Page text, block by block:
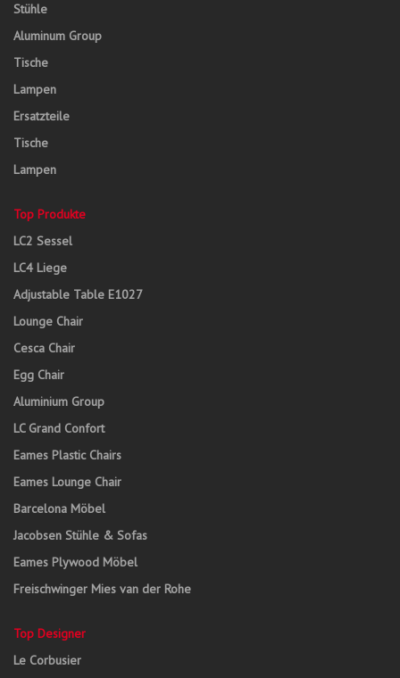
Stühle
Aluminum Group
Tische
Lampen
Ersatzteile
Tische
Lampen
Top Produkte
LC2 Sessel
LC4 Liege
Adjustable Table E1027
Lounge Chair
Cesca Chair
Egg Chair
Aluminium Group
LC Grand Confort
Eames Plastic Chairs
Eames Lounge Chair
Barcelona Möbel
Jacobsen Stühle & Sofas
Eames Plywood Möbel
Freischwinger Mies van der Rohe
Top Designer
Le Corbusier